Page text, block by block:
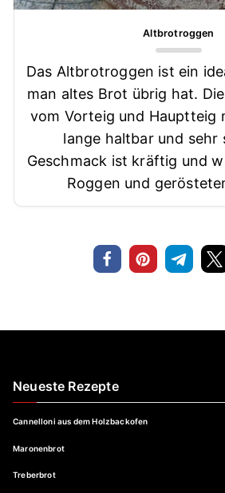
Altbrotroggen
Das Altbrotroggen ist ein
man altes Brot übrig hat.
vom Vorteig und Hauptteig
lange haltbar und sehr
Geschmack ist kräftig und
Roggen und
Neueste Rezepte
Cannelloni aus dem Holzbackofen
Maronenbrot
Treberbrot